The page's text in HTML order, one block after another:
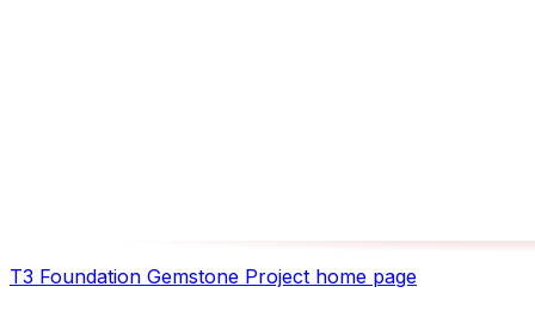
T3 Foundation Gemstone Project home page